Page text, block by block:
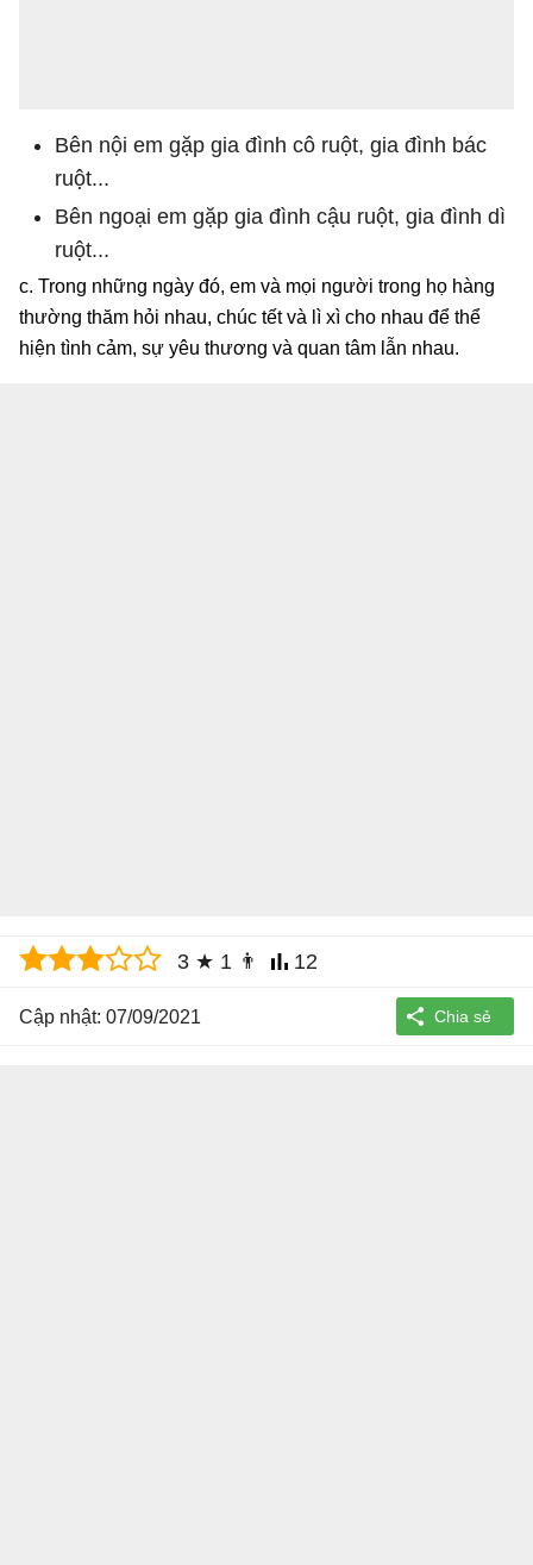
Bên nội em gặp gia đình cô ruột, gia đình bác
ruột...
Bên ngoại em gặp gia đình cậu ruột, gia đình dì
ruột...
c. Trong những ngày đó, em và mọi người trong họ hàng
thường thăm hỏi nhau, chúc tết và lì xì cho nhau để thể
hiện tình cảm, sự yêu thương và quan tâm lẫn nhau.
3 ★ 1 👨 12
Cập nhật: 07/09/2021